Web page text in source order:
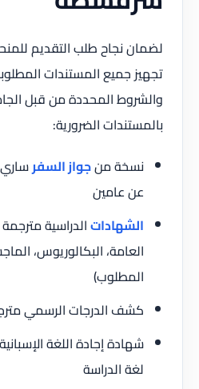
لضمان نجاح طلب التقديم
تجهيز جميع المستندات
والشروط المحددة من قبل
بالمستندات الضرورية:
نسخة منجواز السفرساري
عن عامين
الشهاداتالدراسية
العامة، البكالوريوس،
المطلوب)
كشف الدرجات الرسمي
شهادة إجادة اللغة
لغة الدراسة